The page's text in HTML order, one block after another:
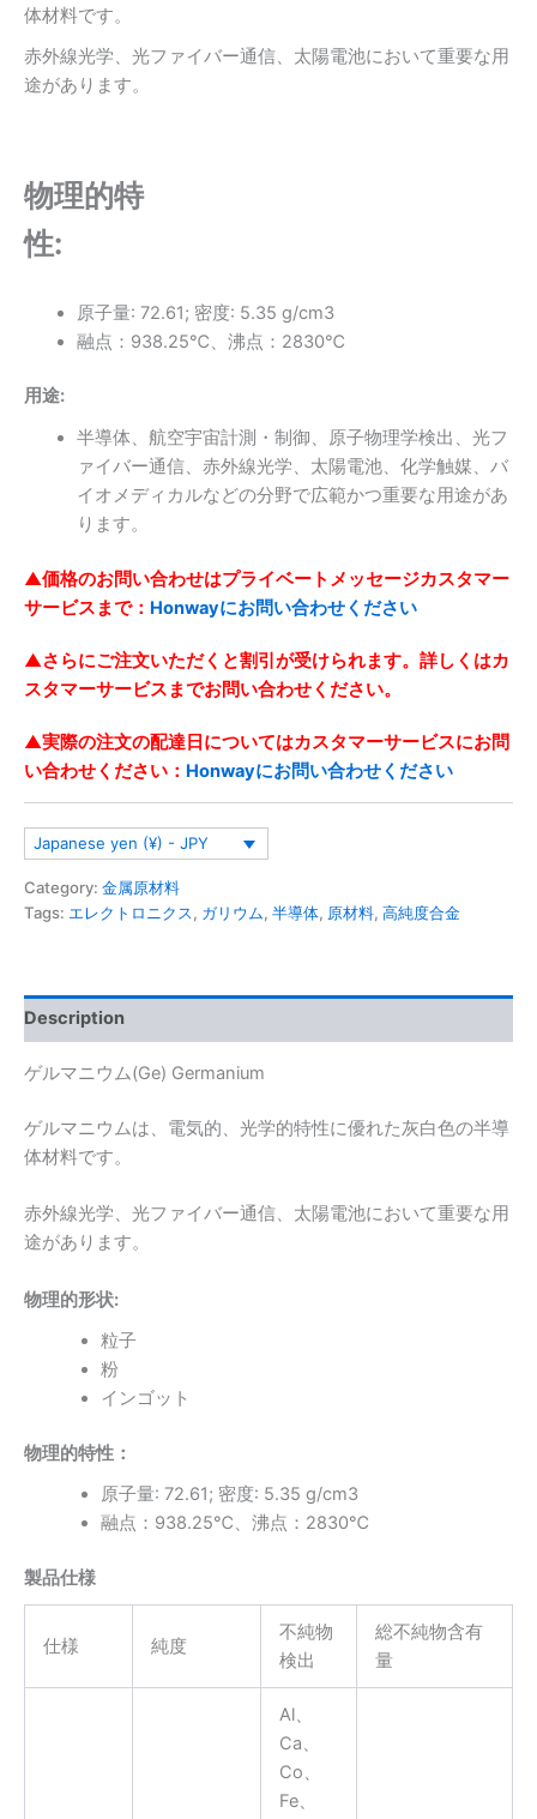
体材料です。
赤外線光学、光ファイバー通信、太陽電池において重要な用
途があります。
物理的特
性:
原子量: 72.61; 密度: 5.35 g/cm3
融点：938.25℃、沸点：2830℃
用途:
半導体、航空宇宙計測・制御、原子物理学検出、光フ
ァイバー通信、赤外線光学、太陽電池、化学触媒、バ
イオメディカルなどの分野で広範かつ重要な用途があ
ります。
▲価格のお問い合わせはプライベートメッセージカスタマー
サービスまで： Honwayにお問い合わせください
▲さらにご注文いただくと割引が受けられます。詳しくはカ
スタマーサービスまでお問い合わせください。
▲実際の注文の配達日についてはカスタマーサービスにお問
い合わせください： Honwayにお問い合わせください
Japanese yen (¥) - JPY
Category: 金属原材料
Tags: エレクトロニクス , ガリウム, 半導体, 原材料, 高純度合金
Description
ゲルマニウム(Ge) Germanium
ゲルマニウムは、電気的、光学的特性に優れた灰白色の半導
体材料です。
赤外線光学、光ファイバー通信、太陽電池において重要な用
途があります。
物理的形状:
粒子
粉
インゴット
物理的特性 ：
原子量: 72.61; 密度: 5.35 g/cm3
融点：938.25℃、沸点：2830℃
製品仕様
仕様 純度
不純物
検出
総不純物含有
量
Al、
Ca、
Co、
Fe、